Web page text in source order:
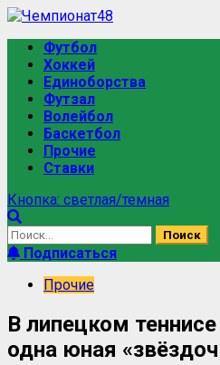
Футбол
Хоккей
Единоборства
Футзал
Волейбол
Баскетбол
Прочие
Ставки
Кнопка: светлая/темная
Подписаться
Прочие
В липецком
одна юная